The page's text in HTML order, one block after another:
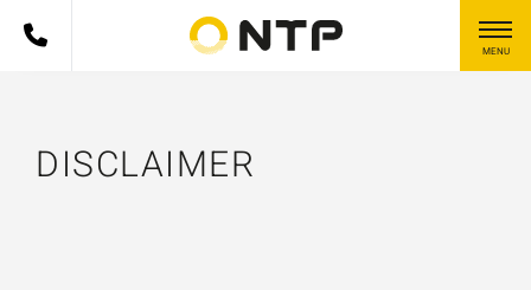
WAT ZOEK JE PRECIES?
HEB JE EEN
MENU
DISCLAIMER